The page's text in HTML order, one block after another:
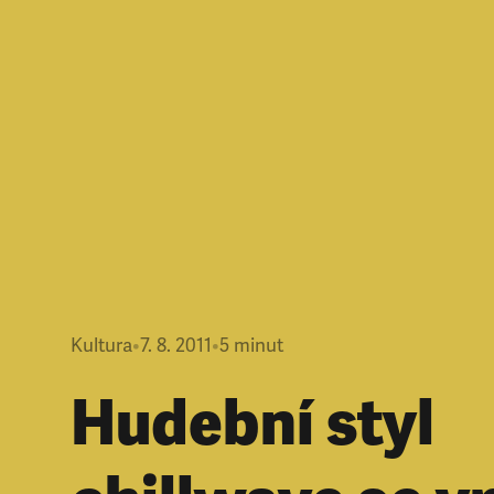
Kultura•7. 8. 2011•5 minut
Hudební styl